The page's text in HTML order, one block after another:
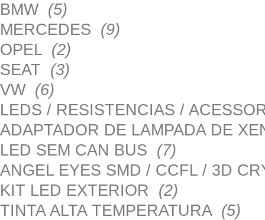
BMW (5)
MERCEDES (9)
OPEL (2)
SEAT (3)
VW (6)
LEDS / RESISTENCIAS /
ADAPTADOR DE LAMPADA DE
LED SEM CAN BUS (7)
ANGEL EYES SMD / CCFL / 3D
KIT LED EXTERIOR (2)
TINTA ALTA TEMPERATURA (5)